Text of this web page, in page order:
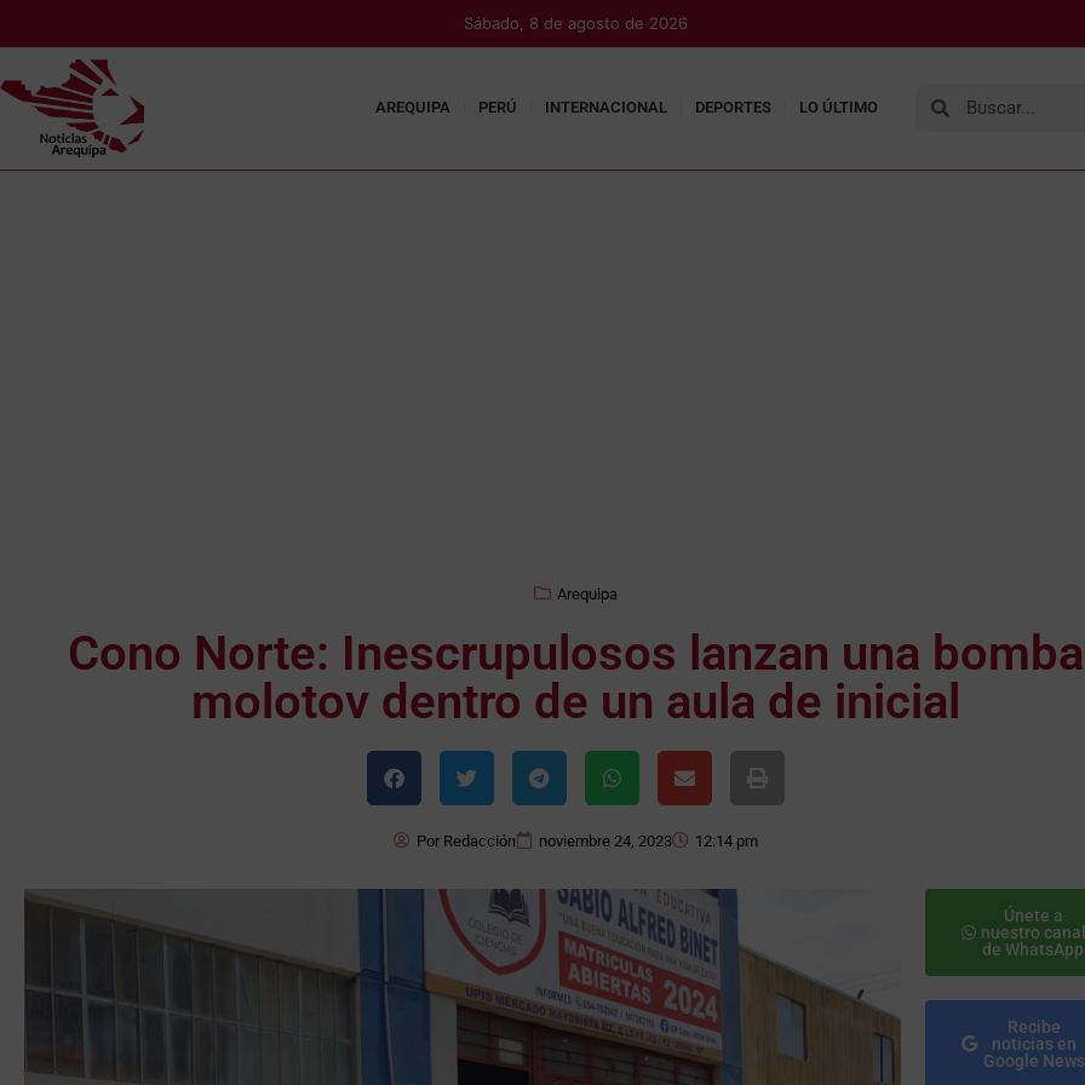
Sábado, 8 de agosto de 2026
AREQUIPA PERÚ INTERNACIONAL DEPORTES LO ÚLTIMO
Arequipa
Cono Norte: Inescrupulosos lanzan una bomba
molotov dentro de un aula de inicial
PorRedacción noviembre 24, 2023 12:14 pm
Únete a
nuestro canal
de WhatsApp
Recibe
noticias en
Google News